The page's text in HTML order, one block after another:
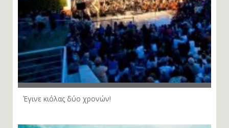
Έγινε κιόλας δύο χρονών!